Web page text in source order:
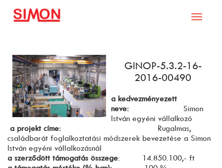
Toggle
GINOP-5.3.2-16-
2016-00490
a kedvezményezett
neve: Simon
István egyéni vállalkozó
a projekt címe: Rugalmas,
családbarát foglalkoztatási módszerek bevezetése a Simon
István egyéni vállalkozásnál
a szerződött támogatás összege: 14.850.100,- ft